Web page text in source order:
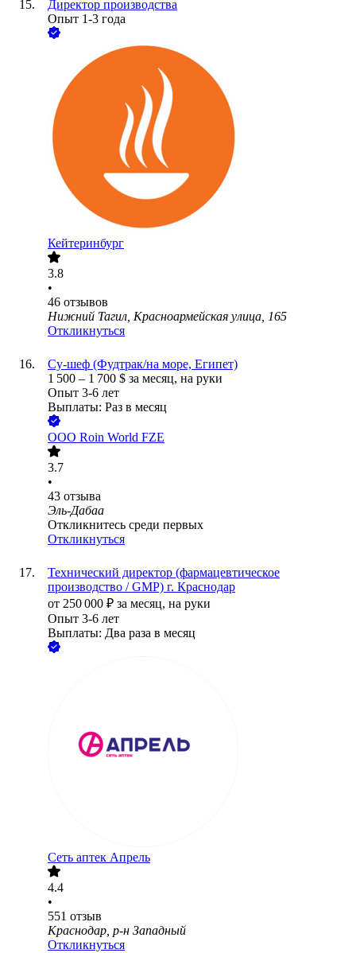
Директор производства
Опыт 1-3 года
Кейтеринбург
3.8
•
46 отзывов
Нижний Тагил, Красноармейская улица, 165
Откликнуться
Су-шеф (Фудтрак/на море, Египет)
1 500 – 1 700 $ за месяц, на руки
Опыт 3-6 лет
Выплаты: Раз в месяц
ООО Roin World FZE
3.7
•
43 отзыва
Эль-Дабаа
Откликнитесь среди первых
Откликнуться
Технический директор (фармацевтическое
производство / GMP) г. Краснодар
от 250 000 ₽ за месяц, на руки
Опыт 3-6 лет
Выплаты: Два раза в месяц
Сеть аптек Апрель
4.4
•
551 отзыв
Краснодар, р-н Западный
Откликнуться